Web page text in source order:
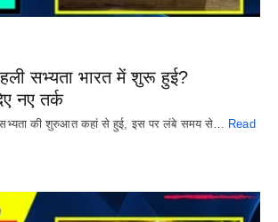
सभ्यता भारत में शुरू हुई?
नए तर्क
सभ्यता की शुरुआत कहां से हुई, इस पर लंबे समय से… Read